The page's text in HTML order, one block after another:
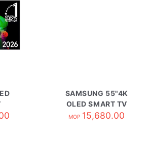
SAMSUNG 55"4K
OLED SMART TV
QA55S85HAEXZK
MOP 15,680.00